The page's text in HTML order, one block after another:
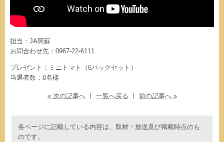
担当：JA阿蘇
お問合わせ先：0967-22-6111
プレゼント：ミニトマト（6パックセット）
当選者数：8名様
« 次の記事へ 一覧へ戻る 前の記事へ »
各ページに記載している内容は、取材・放送及び掲載時点のも
のです。